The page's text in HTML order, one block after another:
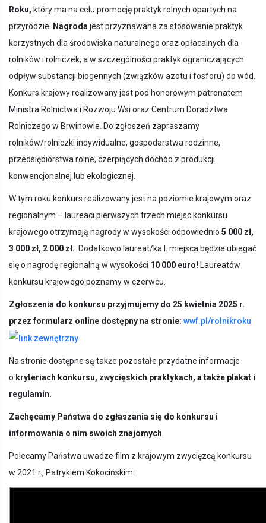
Roku, który ma na celu promocję praktyk rolnych opartych na
przyrodzie.
Nagroda jest przyznawana za stosowanie praktyk
korzystnych dla środowiska naturalnego oraz opłacalnych dla
rolników i rolniczek, a w szczególności praktyk ograniczających
odpływ substancji biogennych (związków azotu i fosforu) do wód.
Konkurs krajowy realizowany jest pod honorowym patronatem
Ministra Rolnictwa i Rozwoju Wsi oraz Centrum Doradztwa
Rolniczego w Brwinowie. Do zgłoszeń zapraszamy
rolników/rolniczki indywidualne, gospodarstwa rodzinne,
przedsiębiorstwa rolne, czerpiących dochód z produkcji
konwencjonalnej lub ekologicznej.
W tym roku konkurs realizowany jest na poziomie krajowym oraz
regionalnym – laureaci pierwszych trzech miejsc konkursu
krajowego otrzymają nagrody w wysokości odpowiednio 5 000 zł,
3 000 zł, 2 000 zł. Dodatkowo laureat/ka I. miejsca będzie ubiegać
się o nagrodę regionalną w wysokości 10 000 euro! Laureatów
konkursu krajowego poznamy w czerwcu.
Zgłoszenia do konkursu przyjmujemy do 25 kwietnia 2025 r.
przez formularz online dostępny na stronie: wwf.pl/rolnikroku
Na stronie dostępne są także pozostałe przydatne informacje
o kryteriach konkursu, zwycięskich praktykach, a także plakat i
regulamin.
Zachęcamy Państwa do zgłaszania się do konkursu i
informowania o nim swoich znajomych.
Polecamy Państwa uwadze film z krajowym zwycięzcą konkursu
w 2021 r., Patrykiem Kokocińskim: